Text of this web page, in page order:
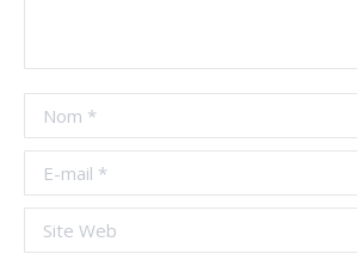
Nom *
E-mail *
Site Web